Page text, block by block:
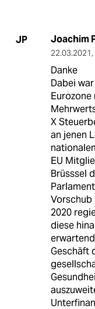
JP Joachim
22.03.2021,
Danke
Dabei
X
an jenen
EU
Brüsssel
Vorschub
2020
diese
Geschäft